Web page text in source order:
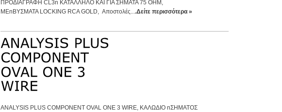
ΠΡΟΔΙΑΓΡΑΦΗ CL3n ΚΑΤΑΛΛΗΛΟ ΚΑΙ ΓΙΑ ΣΗΜΑΤΑ 75 ΟΗΜ,
ΜΕnBYΣΜΑΤΑ LOCKING RCA GOLD, Αποστολές....Δείτε περισσότερα »
ANALYSIS PLUS COMPONENT OVAL ONE 3 WIRE, ΚΑΛΩΔΙΟ nΣΗΜΑΤΟΣ